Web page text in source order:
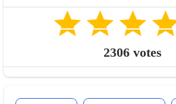
2306 votes